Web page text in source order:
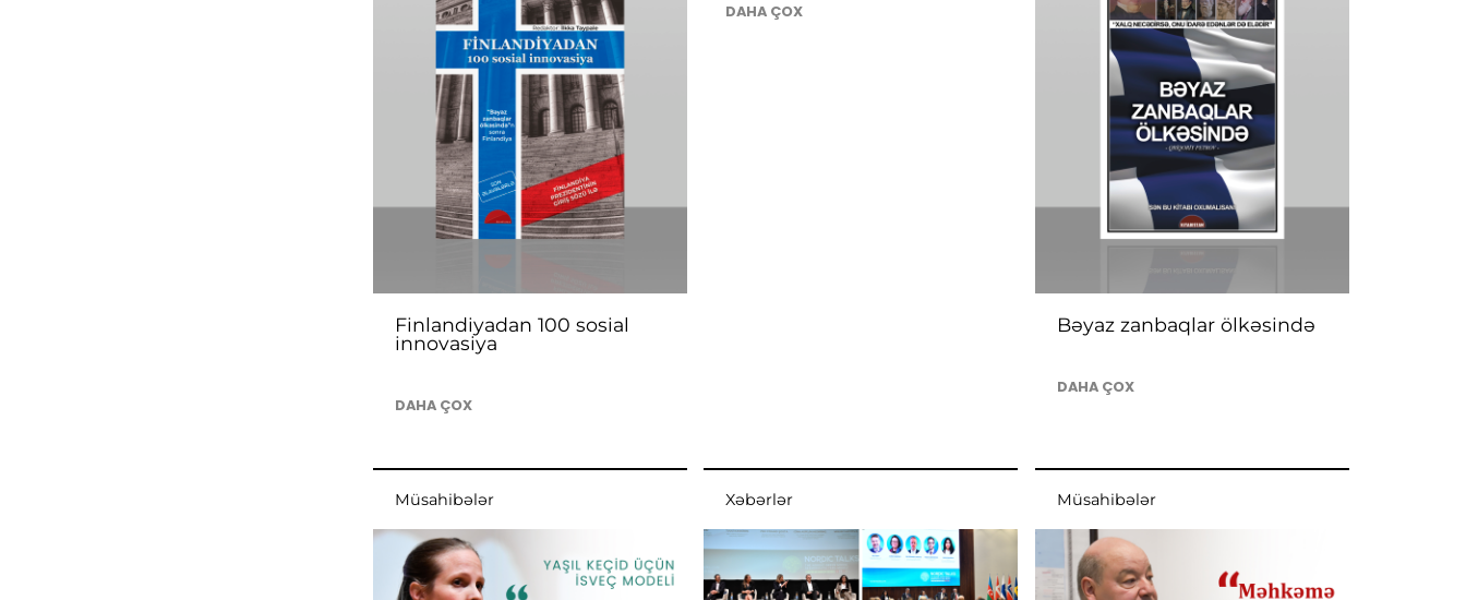
Finlandiyadan 100 sosial
innovasiya
DAHA ÇOX
DAHA ÇOX
Bəyaz zanbaqlar ölkəsində
DAHA ÇOX
Müsahibələr Xəbərlər Müsahibələr